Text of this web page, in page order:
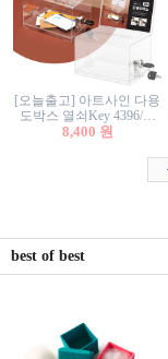
[오늘출고] 아트사인 다용
도박스 열쇠Key 4396/투
표함/건의함/모금함/응모
8,400 원
best of best